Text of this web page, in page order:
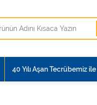
40 Yılı Aşan Tecrübemiz